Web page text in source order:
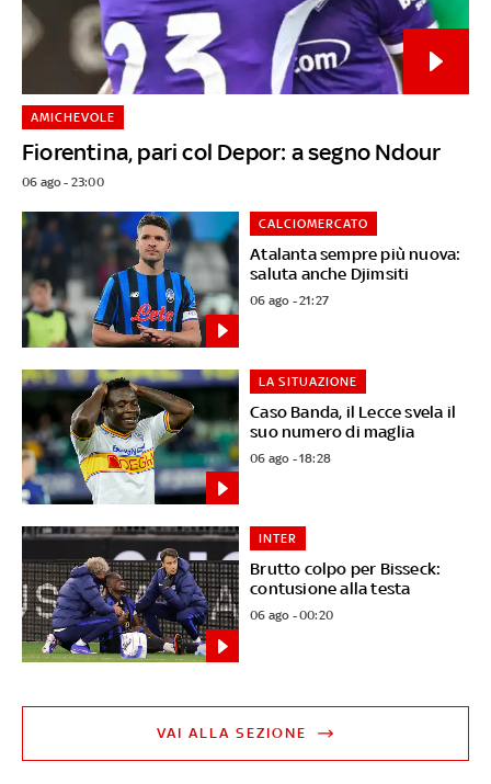
Fiorentina, pari col Depor: a segno Ndour
AMICHEVOLE
06 ago - 23:00
Atalanta sempre più nuova:
saluta anche Djimsiti
CALCIOMERCATO
06 ago - 21:27
Caso Banda, il Lecce svela il
suo numero di maglia
LA SITUAZIONE
06 ago - 18:28
Brutto colpo per Bisseck:
contusione alla testa
INTER
06 ago - 00:20
VAI ALLA SEZIONE